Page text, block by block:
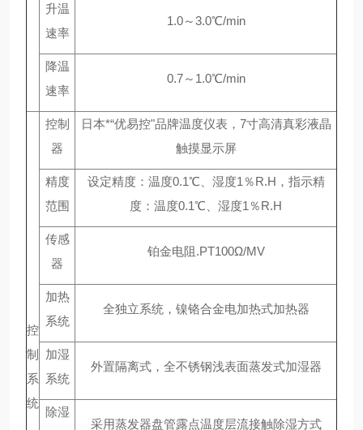
升温
速率
1.0～3.0℃/min
降温
速率
0.7～1.0℃/min
控
制
系
统
控制
器
日本*“优易控"品牌温度仪表，7寸高清真彩液晶
触摸显示屏
精度
范围
设定精度：温度0.1℃、湿度1％R.H，指示精
度：温度0.1℃、湿度1％R.H
传感
器
铂金电阻.PT100Ω/MV
加热
系统
全独立系统，镍铬合金电加热式加热器
加湿
系统
外置隔离式，全不锈钢浅表面蒸发式加湿器
除湿
采用蒸发器盘管露点温度层流接触除湿方式